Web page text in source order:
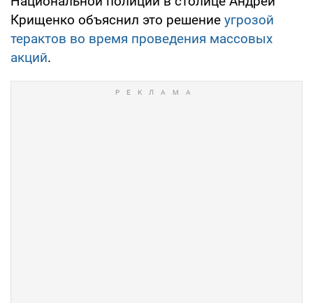
Крищенко объяснил это решение угрозой
терактов во время проведения массовых
акций.